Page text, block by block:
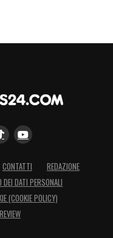
CONTATTI
REDAZIONE
DATI PERSONALI
(COOKIE POLICY)